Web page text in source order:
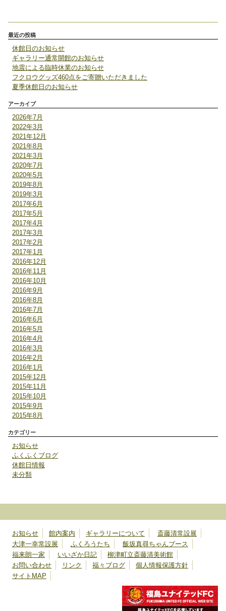
最近の投稿
休館日のお知らせ
ギャラリー通常開館のお知らせ
地震による臨時休業のお知らせ
フクロウグッズ460点をご寄贈いただきました
夏季休館日のお知らせ
アーカイブ
2026年7月
2022年3月
2021年12月
2021年8月
2021年3月
2020年7月
2020年5月
2019年8月
2019年3月
2017年6月
2017年5月
2017年4月
2017年3月
2017年2月
2017年1月
2016年12月
2016年11月
2016年10月
2016年9月
2016年8月
2016年7月
2016年6月
2016年5月
2016年4月
2016年3月
2016年2月
2016年1月
2015年12月
2015年11月
2015年10月
2015年9月
2015年8月
カテゴリー
お知らせ
ふくふくブログ
休館日情報
未分類
お知らせ 館内案内 ギャラリーについて
斎藤清常設展
大津一幸常設展
ふくろうたち
飯坂真尋ちゃんブース
福来朗一家
いいざか日記
柳津町立斎藤清美術館
お問い合わせ
リンク 福々ブログ
個人情報保護方針
サイトMAP